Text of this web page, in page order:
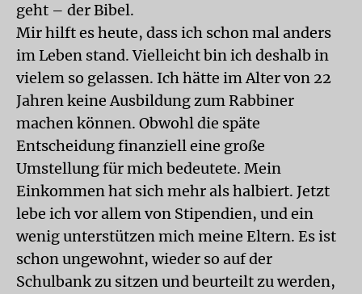
geht – der Bibel.
Mir hilft es heute, dass ich schon mal anders
im Leben stand. Vielleicht bin ich deshalb in
vielem so gelassen. Ich hätte im Alter von 22
Jahren keine Ausbildung zum Rabbiner
machen können. Obwohl die späte
Entscheidung finanziell eine große
Umstellung für mich bedeutete. Mein
Einkommen hat sich mehr als halbiert. Jetzt
lebe ich vor allem von Stipendien, und ein
wenig unterstützen mich meine Eltern. Es ist
schon ungewohnt, wieder so auf der
Schulbank zu sitzen und beurteilt zu werden,